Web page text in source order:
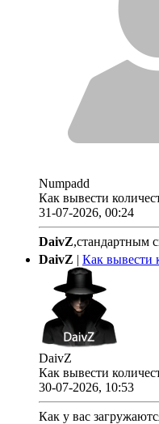
Numpadd
Как вывести
31-07-2026, 00:24
DaivZ,стандартным
DaivZ | Как вывести
DaivZ
Как вывести
30-07-2026, 10:53
Как у вас